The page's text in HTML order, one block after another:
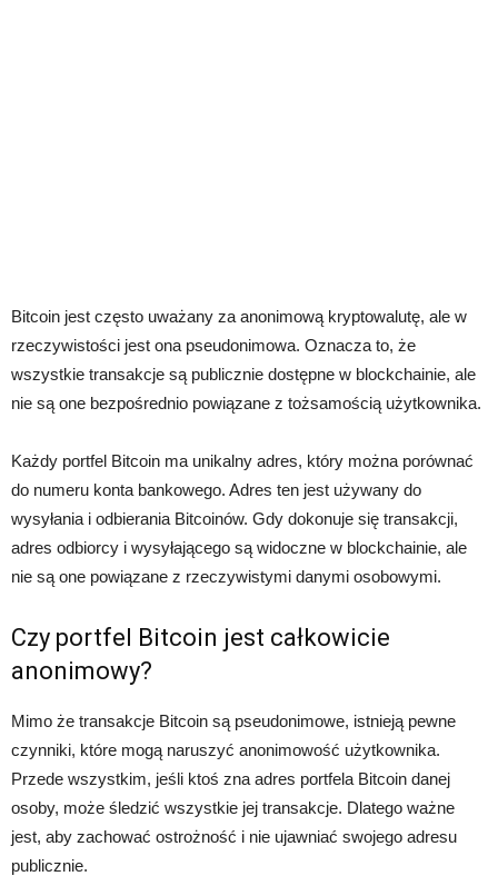
Bitcoin jest często uważany za anonimową kryptowalutę, ale w
rzeczywistości jest ona pseudonimowa. Oznacza to, że
wszystkie transakcje są publicznie dostępne w blockchainie, ale
nie są one bezpośrednio powiązane z tożsamością użytkownika.
Każdy portfel Bitcoin ma unikalny adres, który można porównać
do numeru konta bankowego. Adres ten jest używany do
wysyłania i odbierania Bitcoinów. Gdy dokonuje się transakcji,
adres odbiorcy i wysyłającego są widoczne w blockchainie, ale
nie są one powiązane z rzeczywistymi danymi osobowymi.
Czy portfel Bitcoin jest całkowicie
anonimowy?
Mimo że transakcje Bitcoin są pseudonimowe, istnieją pewne
czynniki, które mogą naruszyć anonimowość użytkownika.
Przede wszystkim, jeśli ktoś zna adres portfela Bitcoin danej
osoby, może śledzić wszystkie jej transakcje. Dlatego ważne
jest, aby zachować ostrożność i nie ujawniać swojego adresu
publicznie.